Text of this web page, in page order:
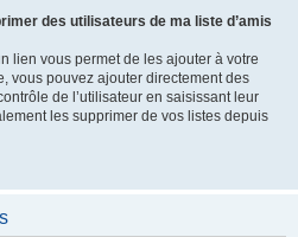
des utilisateurs de ma liste d’amis
lien vous permet de les ajouter à votre
vous pouvez ajouter directement des
de l’utilisateur en saisissant leur
les supprimer de vos listes depuis